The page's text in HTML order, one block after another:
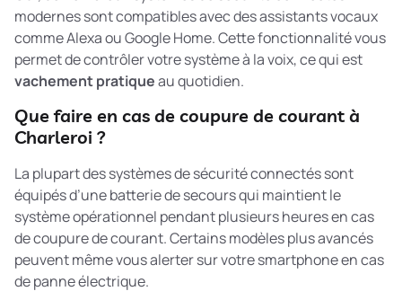
modernes sont compatibles avec des assistants vocaux
comme Alexa ou Google Home. Cette fonctionnalité vous
permet de contrôler votre système à la voix, ce qui est
vachement pratiqueau quotidien.
Que faire en cas de coupure de courant à
Charleroi ?
La plupart des systèmes de sécurité connectés sont
équipés d’une batterie de secours qui maintient le
système opérationnel pendant plusieurs heures en cas
de coupure de courant. Certains modèles plus avancés
peuvent même vous alerter sur votre smartphone en cas
de panne électrique.